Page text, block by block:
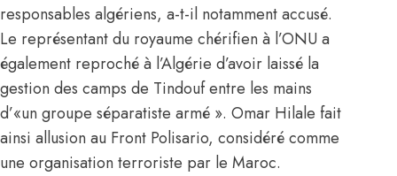
responsables algériens, a-t-il notamment accusé.
Le représentant du royaume chérifien à l’ONU a
également reproché à l’Algérie d’avoir laissé la
gestion des camps de Tindouf entre les mains
d’«un groupe séparatiste armé ». Omar Hilale fait
ainsi allusion au Front Polisario, considéré comme
une organisation terroriste par le Maroc.